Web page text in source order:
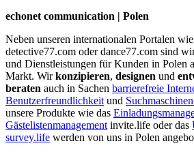
echonet communication | Polen
Neben unseren internationalen Portalen
detective77.com oder dance77.com sind
und Dienstleistungen für Kunden in Polen
Markt. Wirkonzipieren, designen und
beraten auch in Sachen barrierefreie
Benutzerfreundlichkeit und
unsere Produkte wie das
Gästelistenmanagement invite.life oder das
survey.life werden von uns in Polen